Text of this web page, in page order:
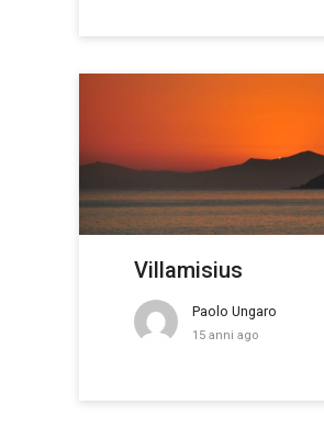
Villamisius
Paolo Ungaro
15 anni ago